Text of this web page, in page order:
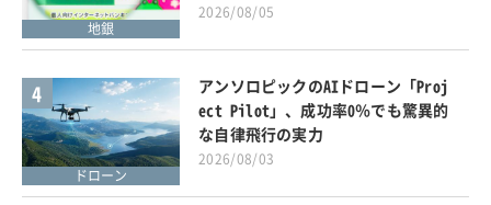
地銀
2026/08/05
4
ドローン
アンソロピックのAIドローン「Proj
ect Pilot」、成功率0％でも驚異的
な自律飛行の実力
2026/08/03